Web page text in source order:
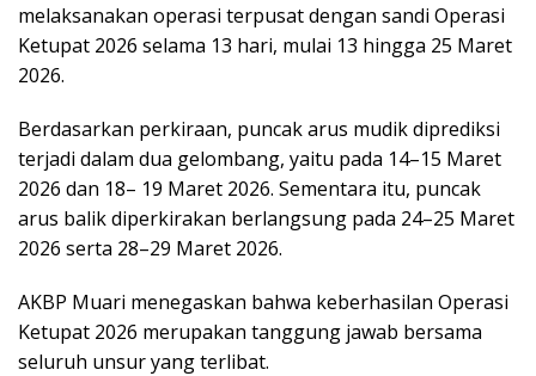
melaksanakan operasi terpusat dengan sandi Operasi
Ketupat 2026 selama 13 hari, mulai 13 hingga 25 Maret
2026.
Berdasarkan perkiraan, puncak arus mudik diprediksi
terjadi dalam dua gelombang, yaitu pada 14–15 Maret
2026 dan 18– 19 Maret 2026. Sementara itu, puncak
arus balik diperkirakan berlangsung pada 24–25 Maret
2026 serta 28–29 Maret 2026.
AKBP Muari menegaskan bahwa keberhasilan Operasi
Ketupat 2026 merupakan tanggung jawab bersama
seluruh unsur yang terlibat.